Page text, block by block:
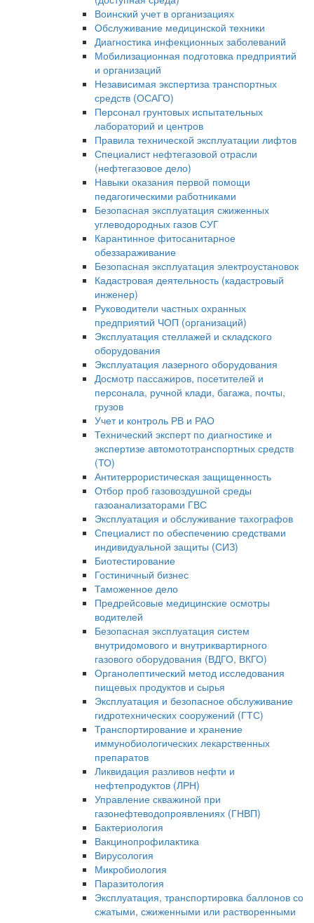
Воинский учет в организациях
Обслуживание медицинской техники
Диагностика инфекционных заболеваний
Мобилизационная подготовка предприятий
и организаций
Независимая экспертиза транспортных
средств (ОСАГО)
Персонал грунтовых испытательных
лабораторий и центров
Правила технической эксплуатации лифтов
Специалист нефтегазовой отрасли
(нефтегазовое дело)
Навыки оказания первой помощи
педагогическими работниками
Безопасная эксплуатация сжиженных
углеводородных газов СУГ
Карантинное фитосанитарное
обеззараживание
Безопасная эксплуатация электроустановок
Кадастровая деятельность (кадастровый
инженер)
Руководители частных охранных
предприятий ЧОП (организаций)
Эксплуатация стеллажей и складского
оборудования
Эксплуатация лазерного оборудования
Досмотр пассажиров, посетителей и
персонала, ручной клади, багажа, почты,
грузов
Учет и контроль РВ и РАО
Технический эксперт по диагностике и
экспертизе автомототранспортных средств
(ТО)
Антитеррористическая защищенность
Отбор проб газовоздушной среды
газоанализаторами ГВС
Эксплуатация и обслуживание тахографов
Специалист по обеспечению средствами
индивидуальной защиты (СИЗ)
Биотестирование
Гостиничный бизнес
Таможенное дело
Предрейсовые медицинские осмотры
водителей
Безопасная эксплуатация систем
внутридомового и внутриквартирного
газового оборудования (ВДГО, ВКГО)
Органолептический метод исследования
пищевых продуктов и сырья
Эксплуатация и безопасное обслуживание
гидротехнических сооружений (ГТС)
Транспортирование и хранение
иммунобиологических лекарственных
препаратов
Ликвидация разливов нефти и
нефтепродуктов (ЛРН)
Управление скважиной при
газонефтеводопроявлениях (ГНВП)
Бактериология
Вакцинопрофилактика
Вирусология
Микробиология
Паразитология
Эксплуатация, транспортировка баллонов со
сжатыми, сжиженными или растворенными